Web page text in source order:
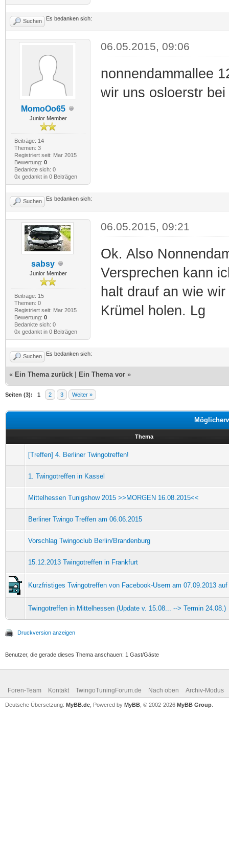
Suchen Es bedanken sich:
MomoOo65
Junior Member
Beiträge: 14
Themen: 3
Registriert seit: Mar 2015
Bewertung: 0
Bedankte sich: 0
0x gedankt in 0 Beiträgen
06.05.2015, 09:06
nonnendammallee
wir uns osloerstr
Suchen Es bedanken sich:
sabsy
Junior Member
Beiträge: 15
Themen: 0
Registriert seit: Mar 2015
Bewertung: 0
Bedankte sich: 0
0x gedankt in 0 Beiträgen
06.05.2015, 09:21
Ok. Also
Versprechen kann
halt drauf an wie
Krümel holen. Lg
Suchen Es bedanken sich:
« Ein Thema zurück Ein Thema vor »
Seiten (3): 1 2 3 Weiter »
Thema
[Treffen] 4. Berliner Twingotreffen!
1. Twingotreffen in Kassel
Mittelhessen Tunigshow 2015 >>MORGEN 16.08.2015<<
Berliner Twingo Treffen am 06.06.2015
Vorschlag Twingoclub Berlin/Brandenburg
15.12.2013 Twingotreffen in Frankfurt
Kurzfristiges Twingotreffen von Facebook-Usern am 07.09.2013
Twingotreffen in Mittelhessen (Update v. 15.08... --> Termin 24.08.)
Druckversion anzeigen
Benutzer, die gerade dieses Thema anschauen: 1 Gast/Gäste
Foren-Team Kontakt TwingoTuningForum.de Nach oben Archiv-Modus
Deutsche Übersetzung: MyBB.de , Powered by MyBB , © 2002-2026 MyBB Group